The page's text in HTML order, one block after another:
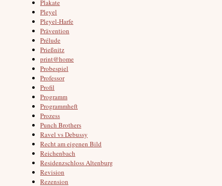
Plakate
Pleyel
Pleyel-Harfe
Prävention
Prélude
Prießnitz
print@home
Probespiel
Professor
Profil
Programm
Programmheft
Prozess
Punch Brothers
Ravel vs Debussy
Recht am eigenen Bild
Reichenbach
Residenzschloss Altenburg
Revision
Rezension